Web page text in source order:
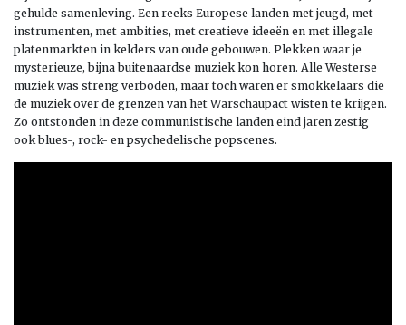
gehulde samenleving. Een reeks Europese landen met jeugd, met
instrumenten, met ambities, met creatieve ideeën en met illegale
platenmarkten in kelders van oude gebouwen. Plekken waar je
mysterieuze, bijna buitenaardse muziek kon horen. Alle Westerse
muziek was streng verboden, maar toch waren er smokkelaars die
de muziek over de grenzen van het Warschaupact wisten te krijgen.
Zo ontstonden in deze communistische landen eind jaren zestig
ook blues-, rock- en psychedelische popscenes.